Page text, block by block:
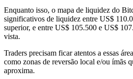
Enquanto isso, o mapa de liquidez do
significativos de liquidez entre US$
superior, e entre US$ 105.500 e US$
vista.
Traders precisam ficar atentos a essas
como zonas de reversão local e/ou ímãs
aproxima.